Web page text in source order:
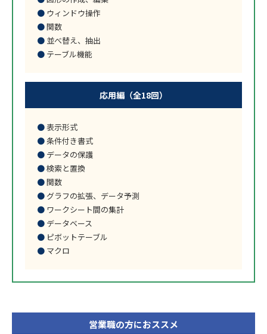
ウィンドウ操作
関数
並べ替え、抽出
テーブル機能
応用編（全18回）
表示形式
条件付き書式
データの保護
検索と置換
関数
グラフの拡張、データ予測
ワークシート間の集計
データベース
ピボットテーブル
マクロ
営業職の方におススメ